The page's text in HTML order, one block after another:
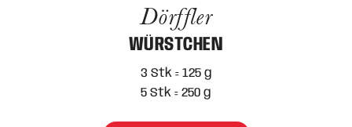
Dörffler
WÜRSTCHEN
3 Stk = 125 g
5 Stk = 250 g